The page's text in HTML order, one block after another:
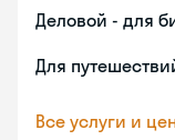
Деловой - для
Для
Все услуги и